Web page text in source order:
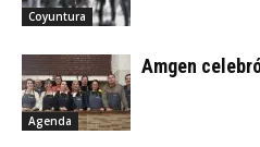
Coyuntura
Agenda
Amgen